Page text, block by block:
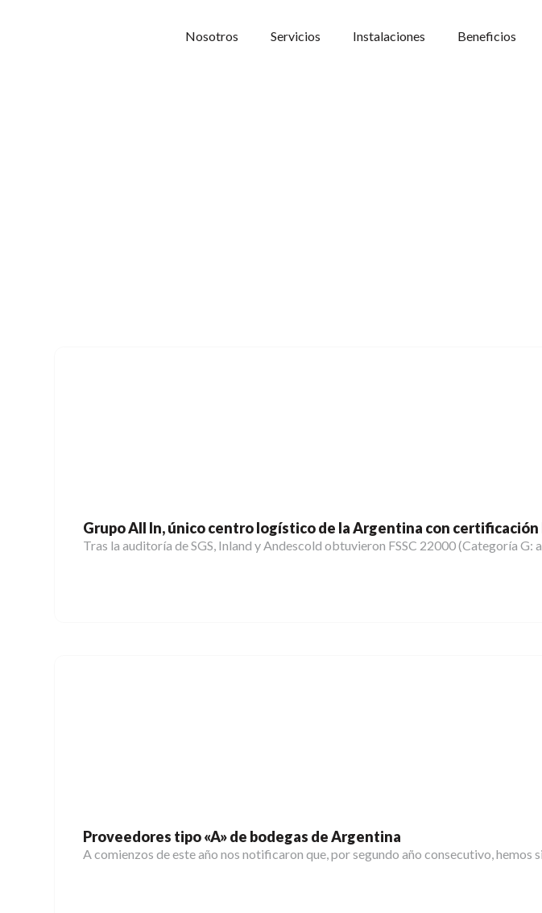
Nosotros Servicios Instalaciones Beneficios
Grupo All In, único centro logístico de la Argentina con certificación
Tras la auditoría de SGS, Inland y Andescold obtuvieron FSSC 22000 (Categoría
Proveedores tipo «A» de bodegas de Argentina
A comienzos de este año nos notificaron que, por segundo año consecutivo,